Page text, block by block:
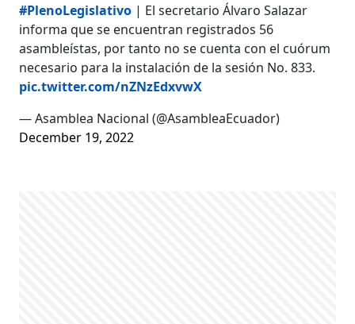
#PlenoLegislativo | El secretario Álvaro Salazar
informa que se encuentran registrados 56
asambleístas, por tanto no se cuenta con el cuórum
necesario para la instalación de la sesión No. 833.
pic.twitter.com/nZNzEdxvwX
— Asamblea Nacional (@AsambleaEcuador)
December 19, 2022